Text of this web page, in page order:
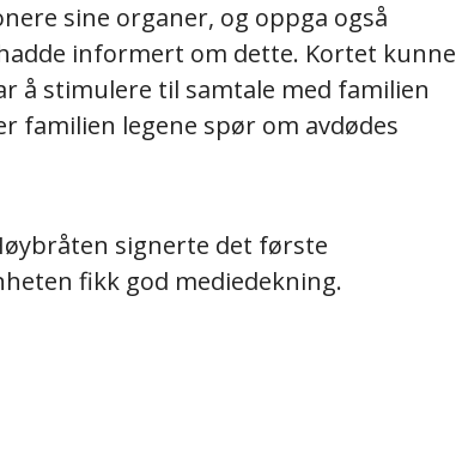
sine organer, og oppga også
informert om dette. Kortet kunne
å stimulere til samtale med familien
familien legene spør om avdødes
signerte det første
fikk god mediedekning.